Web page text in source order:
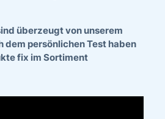
überzeugt von unserem
dem persönlichen Test haben
fix im Sortiment